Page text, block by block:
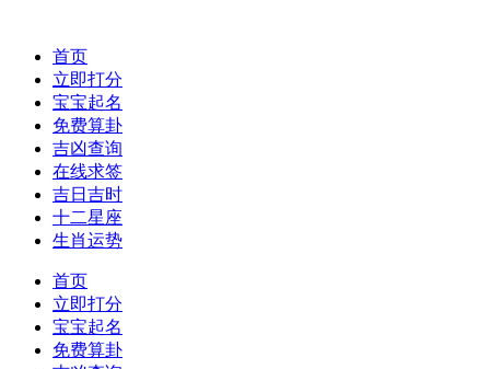
首页
立即打分
宝宝起名
免费算卦
吉凶查询
在线求签
吉日吉时
十二星座
生肖运势
首页
立即打分
宝宝起名
免费算卦